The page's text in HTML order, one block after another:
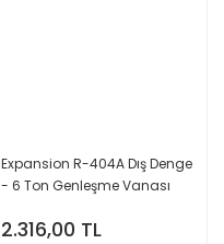
Expansion R-404A Dış Denge
- 6 Ton Genleşme Vanası
2.316,00 TL